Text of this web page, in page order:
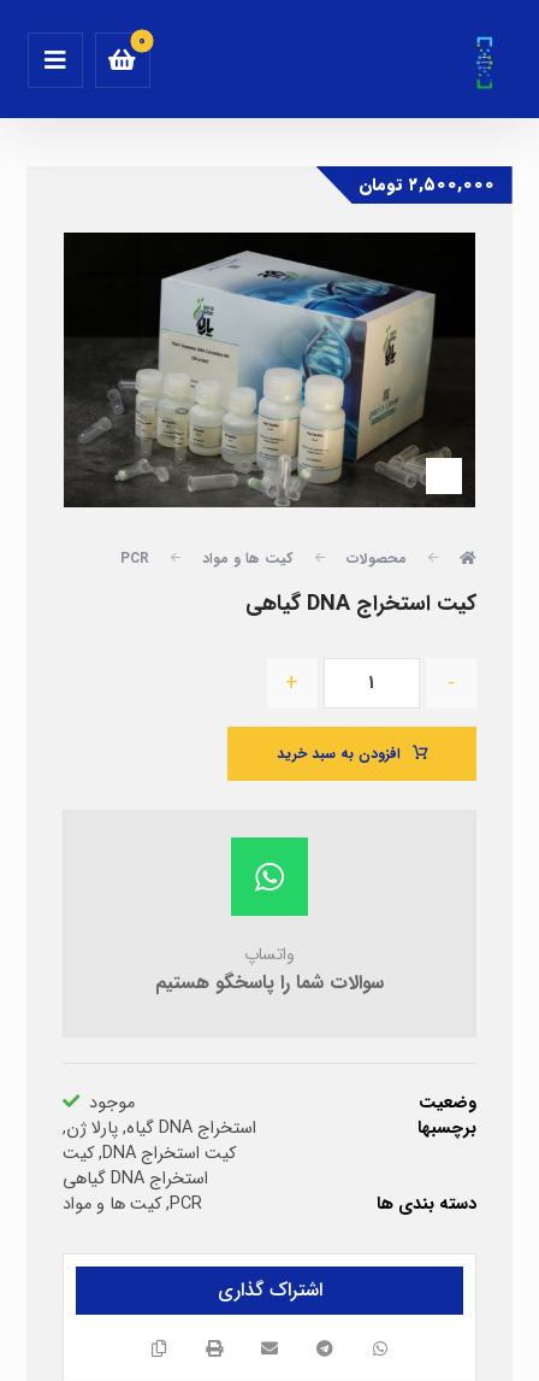
محصولات کیت ها و مواد PCR
کیت استخراج DNA گیاهی
۲,۵۰۰,۰۰۰ تومان
-
+
افزودن به سبد خرید
واتساپ
سوالات شما را پاسخگو هستیم
وضعیت
موجود
برچسبها
استخراج DNA گیاه ,پارلا ژن,
کیت استخراج DNA
,کیت
استخراج DNA گیاهی
دسته بندی ها
PCR
,کیت ها و مواد